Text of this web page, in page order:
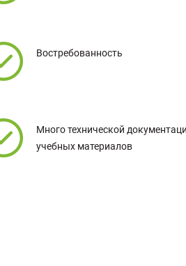
Востребованность
Много технической
учебных материалов